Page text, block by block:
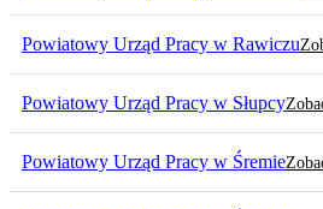
Powiatowy Urząd Pracy w Rawiczu
Powiatowy Urząd Pracy w Słupcy
Powiatowy Urząd Pracy w Śremie